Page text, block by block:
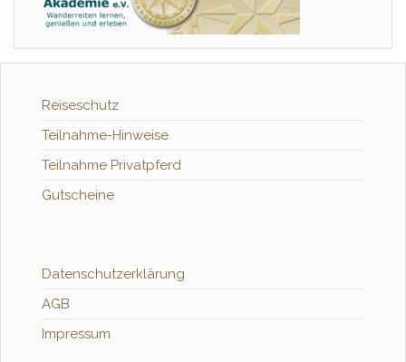
Reiseschutz
Teilnahme-Hinweise
Teilnahme Privatpferd
Gutscheine
Datenschutzerklärung
AGB
Impressum